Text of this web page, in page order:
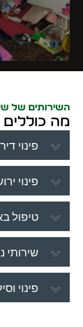
השירותים של שי
מה כוללים
פינוי
פינוי
טיפול
שירותי
פינוי